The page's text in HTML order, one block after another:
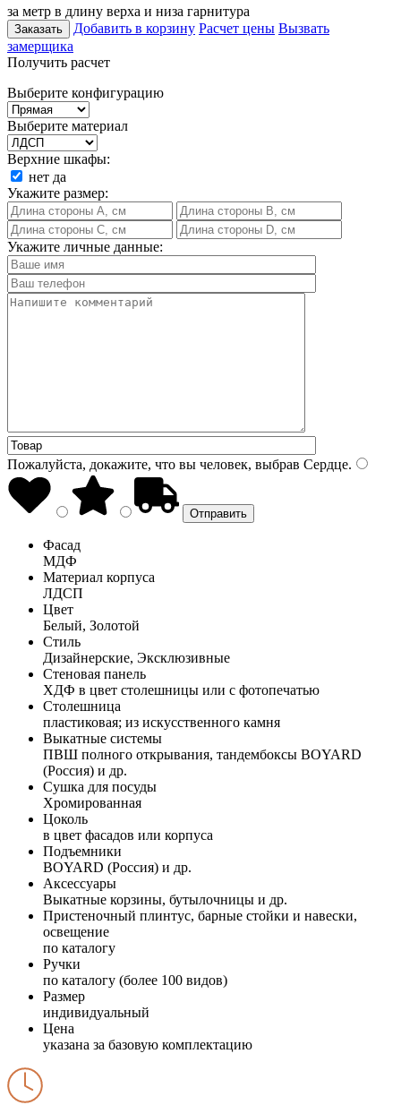
за метр в длину верха и низа гарнитура
Заказать Добавить в корзину Расчет цены Вызвать
замерщика
Получить расчет
Выберите конфигурацию
Выберите материал
Верхние шкафы:
нет да
Укажите размер:
Укажите личные данные:
Пожалуйста, докажите, что вы человек, выбрав Сердце.
Фасад
МДФ
Материал корпуса
ЛДСП
Цвет
Белый, Золотой
Стиль
Дизайнерские, Эксклюзивные
Стеновая панель
ХДФ в цвет столешницы или с фотопечатью
Столешница
пластиковая; из искусственного камня
Выкатные системы
ПВШ полного открывания, тандембоксы BOYARD
(Россия) и др.
Сушка для посуды
Хромированная
Цоколь
в цвет фасадов или корпуса
Подъемники
BOYARD (Россия) и др.
Аксессуары
Выкатные корзины, бутылочницы и др.
Пристеночный плинтус, барные стойки и навески,
освещение
по каталогу
Ручки
по каталогу (более 100 видов)
Размер
индивидуальный
Цена
указана за базовую комплектацию